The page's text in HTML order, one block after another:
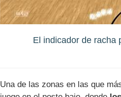
El indicador de racha
Una de las zonas en las que